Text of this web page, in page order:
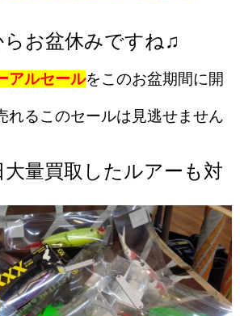
らお盆休みですね♫
アルセールをこのお盆期間に開
れるこのセールは見逃せません
大量買取したルアーも対